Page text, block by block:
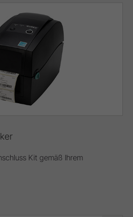
Kit gemäß Ihrem